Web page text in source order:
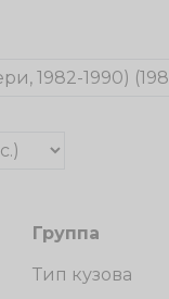
Группа
Тип кузова